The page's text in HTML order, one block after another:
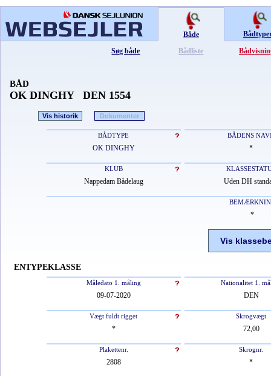
Både
Søg både
Bådliste
BÅD
OK DINGHY DEN 1554
Vis historik Dokumenter
BÅDTYPE BÅDENS
OK DINGHY *
KLUB
Nappedam Bådelaug Uden DH
*
Vis
ENTYPEKLASSE
Måledato 1. måling Nationalitet 1.
09-07-2020 DEN
Vægt fuldt rigget Skrogvægt
* 72,00
Plakettenr. Skrognr.
2808 *